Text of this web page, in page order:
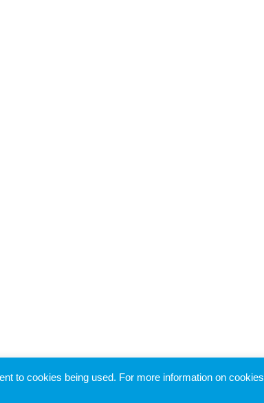
to cookies being used. For more information on cookies